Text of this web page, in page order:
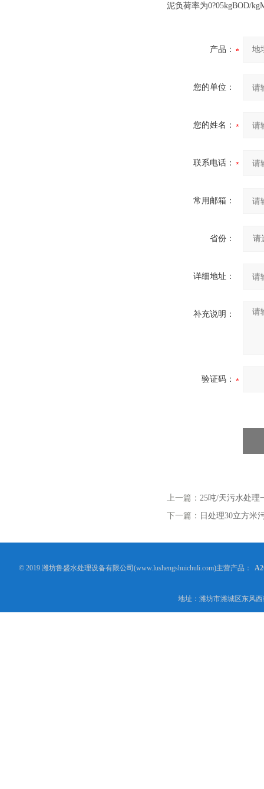
泥负荷率为0?05kgBOD/
产品：
您的单位：
您的姓名：
联系电话：
常用邮箱：
省份：
详细地址：
补充说明：
验证码：
上一篇： 25吨/天污水处理
下一篇： 日处理30立方米
© 2019 潍坊鲁盛水处理设备有限公司(www.lushengshuichuli.com)主营产品：
地址：潍坊市潍城区东风